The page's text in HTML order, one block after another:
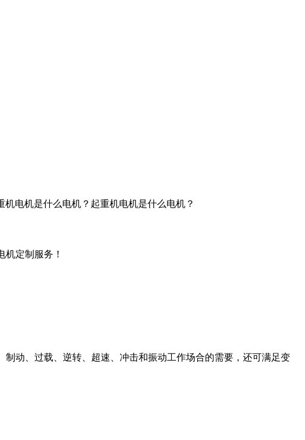
电机是什么电机？起重机电机是什么电机？
定制服务！
动、过载、逆转、超速、冲击和振动工作场合的需要，还可满足变